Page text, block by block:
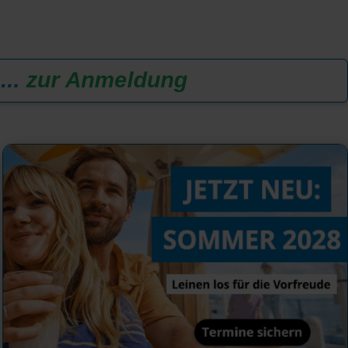
... zur Anmeldung